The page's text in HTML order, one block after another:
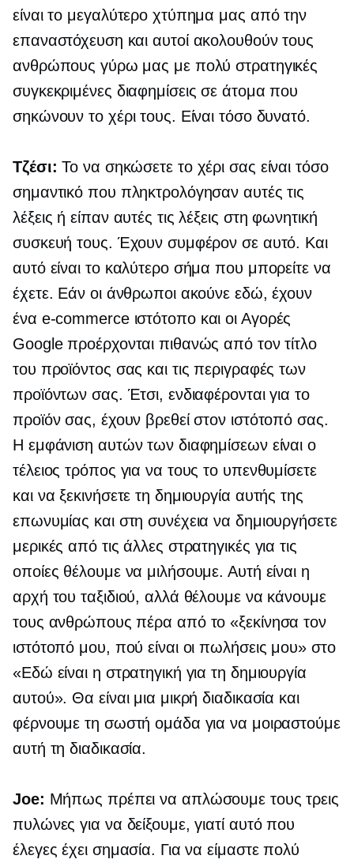
είναι το μεγαλύτερο χτύπημα μας από την
επαναστόχευση και αυτοί ακολουθούν τους
ανθρώπους γύρω μας με πολύ στρατηγικές
συγκεκριμένες διαφημίσεις σε άτομα που
σηκώνουν το χέρι τους. Είναι τόσο δυνατό.
Τζέσι: Το να σηκώσετε το χέρι σας είναι τόσο
σημαντικό που πληκτρολόγησαν αυτές τις
λέξεις ή είπαν αυτές τις λέξεις στη φωνητική
συσκευή τους. Έχουν συμφέρον σε αυτό. Και
αυτό είναι το καλύτερο σήμα που μπορείτε να
έχετε. Εάν οι άνθρωποι ακούνε εδώ, έχουν
ένα e-commerceιστότοπο και οι Αγορές
Google προέρχονται πιθανώς από τον τίτλο
του προϊόντος σας και τις περιγραφές των
προϊόντων σας. Έτσι, ενδιαφέρονται για το
προϊόν σας, έχουν βρεθεί στον ιστότοπό σας.
Η εμφάνιση αυτών των διαφημίσεων είναι ο
τέλειος τρόπος για να τους το υπενθυμίσετε
και να ξεκινήσετε τη δημιουργία αυτής της
επωνυμίας και στη συνέχεια να δημιουργήσετε
μερικές από τις άλλες στρατηγικές για τις
οποίες θέλουμε να μιλήσουμε. Αυτή είναι η
αρχή του ταξιδιού, αλλά θέλουμε να κάνουμε
τους ανθρώπους πέρα ​​από το «ξεκίνησα τον
ιστότοπό μου, πού είναι οι πωλήσεις μου» στο
«Εδώ είναι η στρατηγική για τη δημιουργία
αυτού». Θα είναι μια μικρή διαδικασία και
φέρνουμε τη σωστή ομάδα για να μοιραστούμε
αυτή τη διαδικασία.
Joe: Μήπως πρέπει να απλώσουμε τους τρεις
πυλώνες για να δείξουμε, γιατί αυτό που
έλεγες έχει σημασία. Για να είμαστε πολύ